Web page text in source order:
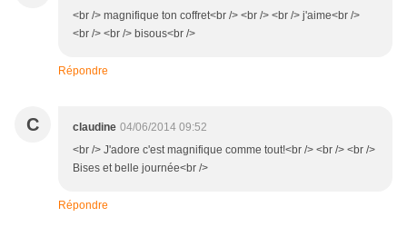
<br /> magnifique ton coffret<br /> <br /> <br /> j'aime<br />
<br /> <br /> bisous<br />
Répondre
C claudine 04/06/2014 09:52
<br /> J'adore c'est magnifique comme tout!<br /> <br /> <br />
Bises et belle journée<br />
Répondre